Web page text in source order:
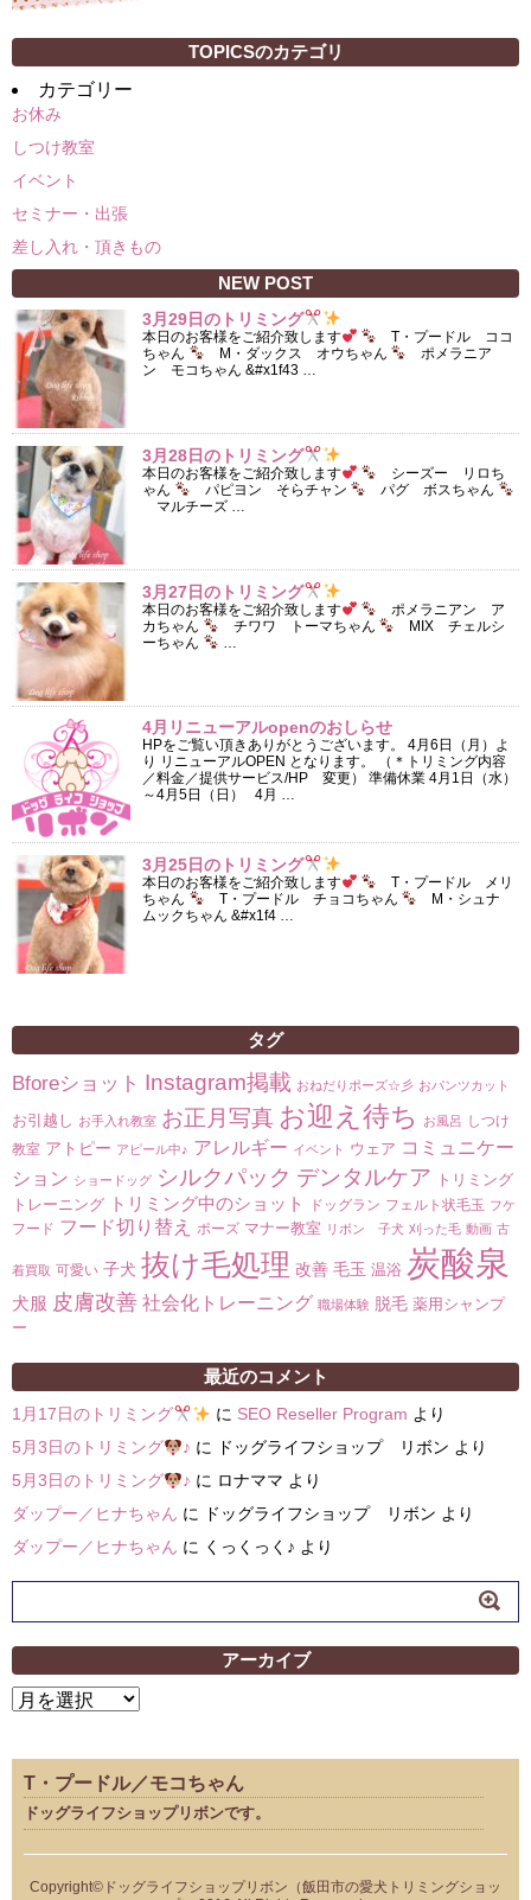
TOPICSのカテゴリ
カテゴリー
お休み
しつけ教室
イベント
セミナー・出張
差し入れ・頂きもの
NEW POST
3月29日のトリミング
本日のお客様をご紹介致します
T・プードル ココ
ちゃん
M・ダックス オウちゃん
ポメラニア
ン モコちゃん &#x1f43 …
3月28日のトリミング
本日のお客様をご紹介致します
シーズー リロち
ゃん
パピヨン そらチャン
パグ ボスちゃん
マルチーズ …
3月27日のトリミング
本日のお客様をご紹介致します
ポメラニアン ア
カちゃん
チワワ トーマちゃん
MIX チェルシ
ーちゃん
…
4月リニューアルopenのおしらせ
HPをご覧い頂きありがとうございます。 4月6日（月）よ
り リニューアルOPEN となります。 （＊トリミング内容
／料金／提供サービス/HP 変更） 準備休業 4月1日（水）
～4月5日（日） 4月 …
3月25日のトリミング
本日のお客様をご紹介致します
T・プードル メリ
ちゃん
T・プードル チョコちゃん
M・シュナ
ムックちゃん &#x1f4 …
タグ
Bforeショット Instagram掲載 おねだりポーズ☆彡 おパンツカット
お引越し お手入れ教室 お正月写真 お迎え待ち お風呂 しつけ
教室 アトピー アピール中♪ アレルギー イベント ウェア コミュニケー
ション ショードッグ シルクパック デンタルケア
トリミング
トレーニング
トリミング中のショット ドッグラン フェルト状毛玉 フケ
フード フード切り替え ポーズ マナー教室 リボン 子犬 刈った毛 動画 古
着買取 可愛い 子犬 抜け毛処理 改善 毛玉 温浴 炭酸泉
犬服 皮膚改善 社会化トレーニング 職場体験 脱毛 薬用シャンプ
ー
最近のコメント
1月17日のトリミング に SEO Reseller Program より
5月3日のトリミング
♪ に ドッグライフショップ リボン より
5月3日のトリミング
♪ に ロナママ より
ダップー／ヒナちゃん に ドッグライフショップ リボン より
ダップー／ヒナちゃん に くっくっく♪ より
アーカイブ
ア
イ
ブ
T・プードル／モコちゃん
ドッグライフショップリボンです。
Copyright©ドッグライフショップリボン（飯田市の愛犬トリミングショッ